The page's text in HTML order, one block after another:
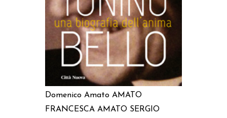
Domenico Amato AMATO
FRANCESCA AMATO SERGIO